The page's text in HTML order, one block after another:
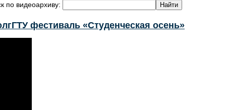
по видеоархиву:
фестиваль «Студенческая осень»